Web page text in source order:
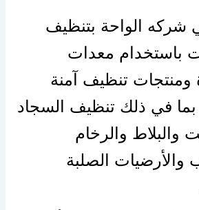
شركه الواحة بتنظيف
باستخدام معدات
ومنتجات تنظيف آمنة
بما في ذلك تنظيف السجاد
والبلاط والرخام
والأرضيات الصلبة